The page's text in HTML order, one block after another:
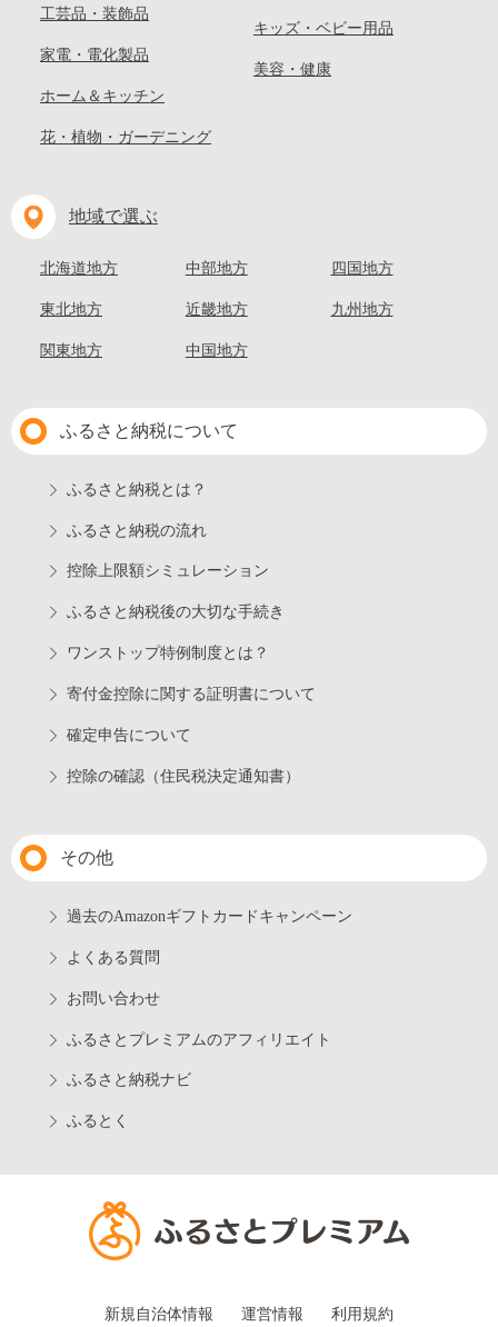
工芸品・装飾品
家電・電化製品
ホーム＆キッチン
花・植物・ガーデニング
キッズ・ベビー用品
美容・健康
地域で選ぶ
北海道地方
東北地方
関東地方
中部地方
近畿地方
中国地方
四国地方
九州地方
ふるさと納税について
ふるさと納税とは？
ふるさと納税の流れ
控除上限額シミュレーション
ふるさと納税後の大切な手続き
ワンストップ特例制度とは？
寄付金控除に関する証明書について
確定申告について
控除の確認（住民税決定通知書）
その他
過去のAmazonギフトカードキャンペーン
よくある質問
お問い合わせ
ふるさとプレミアムのアフィリエイト
ふるさと納税ナビ
ふるとく
新規自治体情報 運営情報 利用規約